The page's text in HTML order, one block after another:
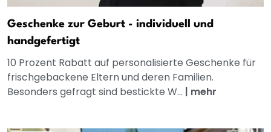
Geschenke zur Geburt - individuell und
handgefertigt
10 Prozent Rabatt auf personalisierte Geschenke für
frischgebackene Eltern und deren Familien.
Besonders gefragt sind bestickte W... | mehr